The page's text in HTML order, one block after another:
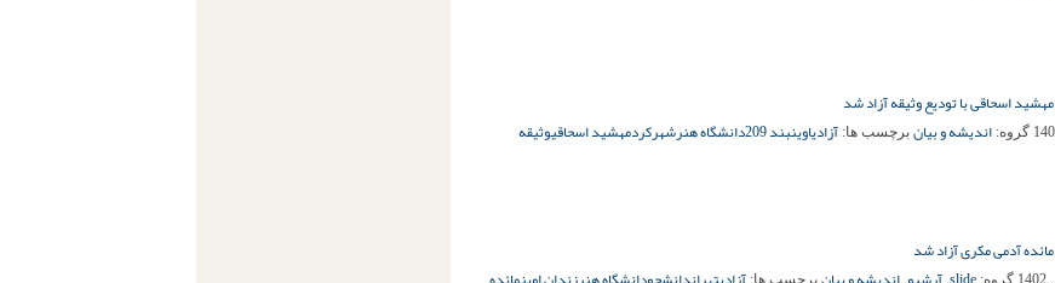
مهشید اسحاقی با تودیع وثیقه آزاد شد
گروه: اندیشه و بیان برچسب ها: آزادیاوینبند 209 دانشگاه هنرشهرکردمهشید اسحاقیوثیقه
مائده آدمی مکری آزاد شد
گروه: ,
, برچسب ها: